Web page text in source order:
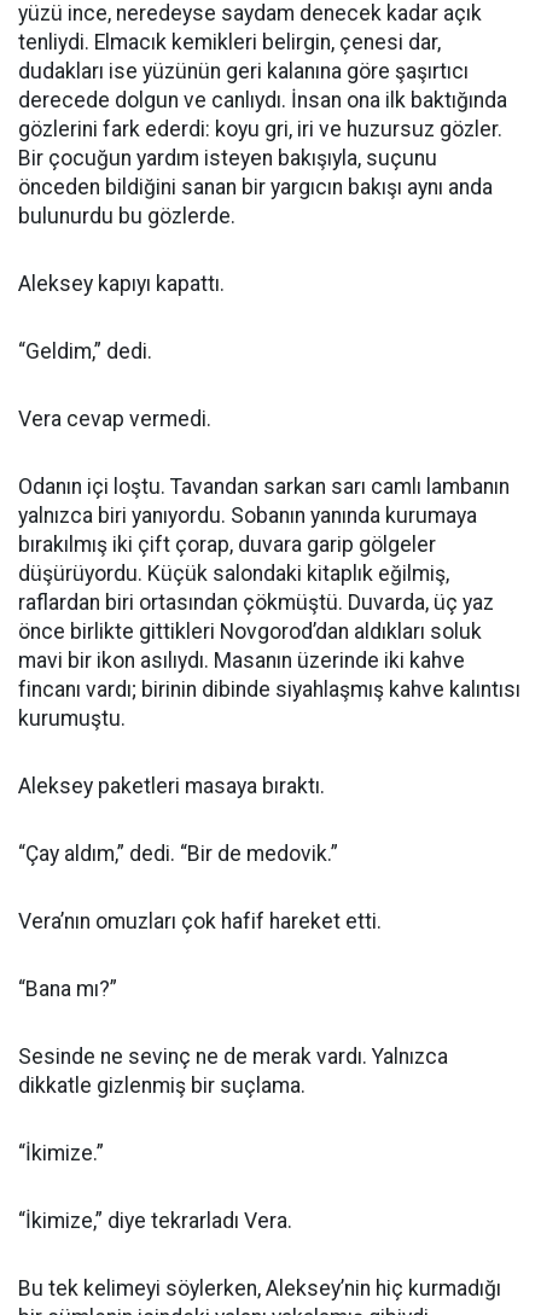
yüzü ince, neredeyse saydam denecek kadar açık
tenliydi. Elmacık kemikleri belirgin, çenesi dar,
dudakları ise yüzünün geri kalanına göre şaşırtıcı
derecede dolgun ve canlıydı. İnsan ona ilk baktığında
gözlerini fark ederdi: koyu gri, iri ve huzursuz gözler.
Bir çocuğun yardım isteyen bakışıyla, suçunu
önceden bildiğini sanan bir yargıcın bakışı aynı anda
bulunurdu bu gözlerde.
Aleksey kapıyı kapattı.
“Geldim,” dedi.
Vera cevap vermedi.
Odanın içi loştu. Tavandan sarkan sarı camlı lambanın
yalnızca biri yanıyordu. Sobanın yanında kurumaya
bırakılmış iki çift çorap, duvara garip gölgeler
düşürüyordu. Küçük salondaki kitaplık eğilmiş,
raflardan biri ortasından çökmüştü. Duvarda, üç yaz
önce birlikte gittikleri Novgorod’dan aldıkları soluk
mavi bir ikon asılıydı. Masanın üzerinde iki kahve
fincanı vardı; birinin dibinde siyahlaşmış kahve kalıntısı
kurumuştu.
Aleksey paketleri masaya bıraktı.
“Çay aldım,” dedi. “Bir de medovik.”
Vera’nın omuzları çok hafif hareket etti.
“Bana mı?”
Sesinde ne sevinç ne de merak vardı. Yalnızca
dikkatle gizlenmiş bir suçlama.
“İkimize.”
“İkimize,” diye tekrarladı Vera.
Bu tek kelimeyi söylerken, Aleksey’nin hiç kurmadığı